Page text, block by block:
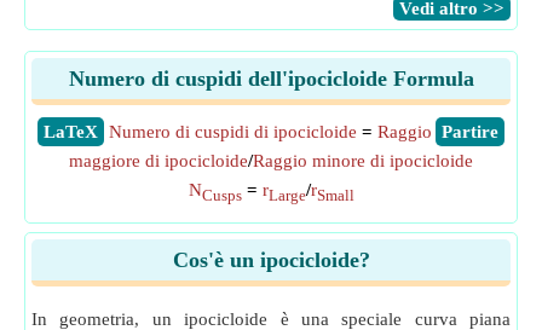
​Vedi altro >>
Numero di cuspidi dell'ipocicloide Formula
​LaTeX ​Partire
Numero di cuspidi di ipocicloide = Raggio
maggiore di ipocicloide/Raggio minore di ipocicloide
NCusps= rLarge/rSmall
Cos'è un ipocicloide?
In geometria, un ipocicloide è una speciale curva piana